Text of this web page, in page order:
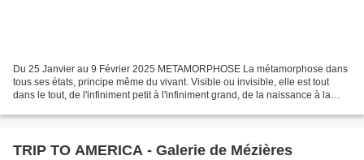
Du 25 Janvier au 9 Février 2025 METAMORPHOSE La métamorphose dans
tous ses états, principe même du vivant. Visible ou invisible, elle est tout
dans le tout, de l'infiniment petit à l'infiniment grand, de la naissance à la
TRIP TO AMERICA - Galerie de Mézières